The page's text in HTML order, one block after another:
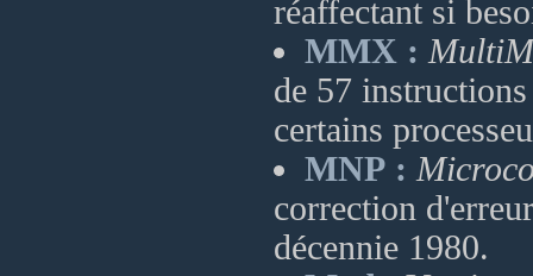
réaffectant si
MMX :
de 57
certains
MNP :
correction
décennie 1980.